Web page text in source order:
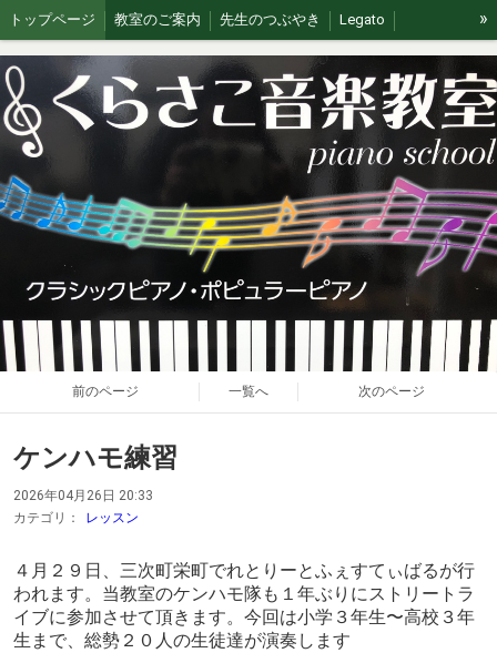
トップページ 教室のご案内 先生のつぶやき Legato
イベント/無料体験 ブログ J&G ステージの思い出
»
前のページ 一覧へ 次のページ
ケンハモ練習
2026年04月26日 20:33
カテゴリ：
レッスン
４月２９日、三次町栄町でれとりーとふぇすてぃばるが行
われます。当教室のケンハモ隊も１年ぶりにストリートラ
イブに参加させて頂きます。今回は小学３年生〜高校３年
生まで、総勢２０人の生徒達が演奏します